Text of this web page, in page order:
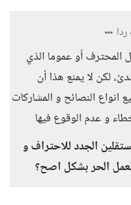
المحترف أو عموما الذي
لكن لا يمنع هذا أن
انواع النصائح و المشاركات
و عدم الوقوع فيها
الجدد للاحتراف و
الحر بشكل اصح؟